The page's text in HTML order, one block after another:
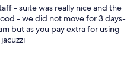
- suite was really nice and the
- we did not move for 3 days-
but as you pay extra for using